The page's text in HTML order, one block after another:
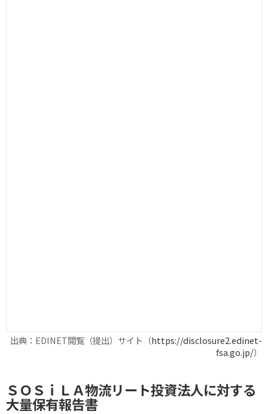
出典：EDINET閲覧（提出）サイト（https://disclosure2.edinet-
fsa.go.jp/）
ＳＯＳｉＬＡ物流リート投資法人に対する
大量保有報告書